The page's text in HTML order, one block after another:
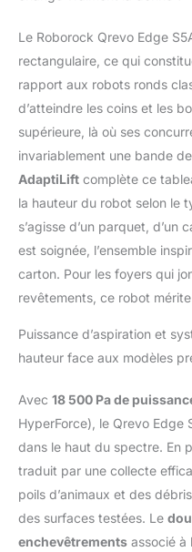
Le Roborock Qrevo Edge
rectangulaire, ce qui
rapport aux robots ronds
d’atteindre les coins et les
supérieure, là où ses
invariablement une bande
AdaptiLift complète ce
la hauteur du robot selon le
s’agisse d’un parquet, d’un
est soignée, l’ensemble
carton. Pour les foyers qui
revêtements, ce robot
Puissance d’aspiration et
hauteur face aux modèles
Avec 18 500 Pa de
HyperForce), le Qrevo Edge
dans le haut du spectre. En
traduit par une collecte
poils d’animaux et des
des surfaces testées. Le
enchevêtrements associé à